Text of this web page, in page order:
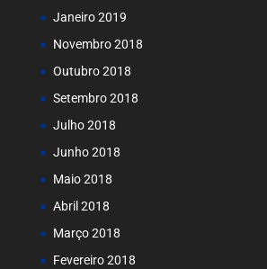
Janeiro 2019
Novembro 2018
Outubro 2018
Setembro 2018
Julho 2018
Junho 2018
Maio 2018
Abril 2018
Março 2018
Fevereiro 2018